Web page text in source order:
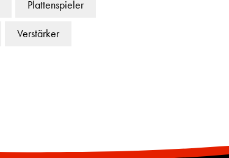
Plattenspieler
Verstärker